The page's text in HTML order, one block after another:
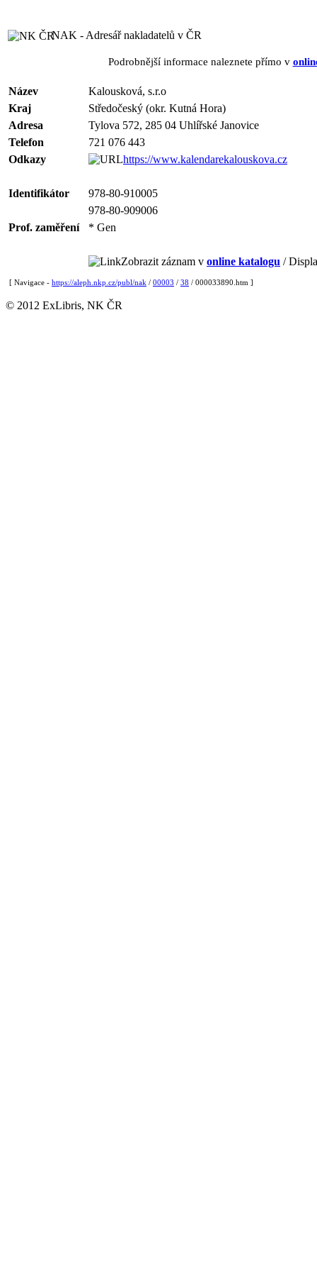
NAK - Adresář nakladatelů v ČR
Podrobnější informace naleznete přímo v
Název
Kalousková, s.r.o
Kraj
Středočeský (okr. Kutná Hora)
Adresa
Tylova 572, 285 04 Uhlířské Janovice
Telefon
721 076 443
Odkazy
https://www.kalendarekalouskova.cz
Identifikátor
978-80-910005
978-80-909006
Prof. zaměření
* Gen
Zobrazit záznam v online katalogu /
[ Navigace - https://aleph.nkp.cz/publ/nak / 00003 / 38 / 000033890.htm ]
© 2012 ExLibris, NK ČR